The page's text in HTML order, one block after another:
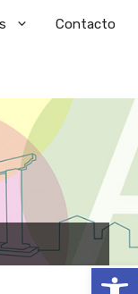
Abrir
Contacto